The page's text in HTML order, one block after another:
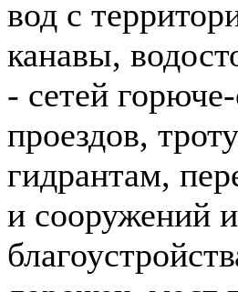
вод с
канавы,
- сетей
проездов,
гидрантам,
и сооружений